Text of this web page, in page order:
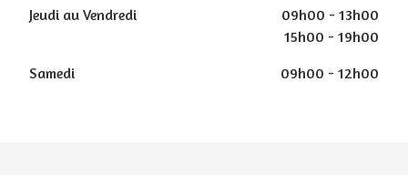
Jeudi au Vendredi
09h00 - 13h00
15h00 - 19h00
Samedi
09h00 - 12h00